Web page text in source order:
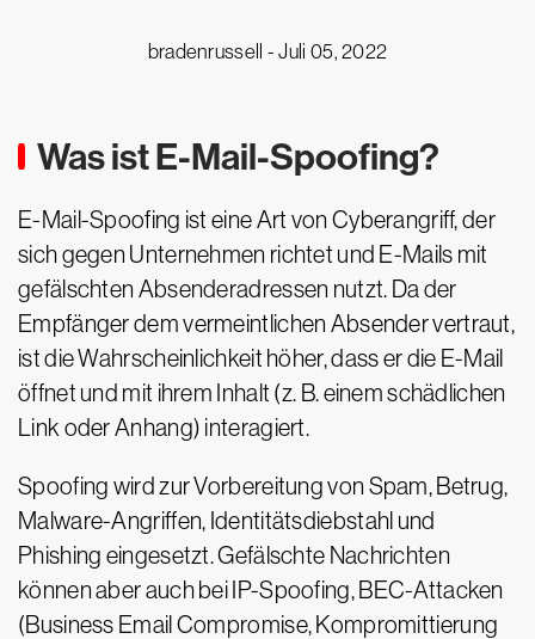
bradenrussell -Juli 05, 2022
Was ist E-Mail-Spoofing?
E-Mail-Spoofing ist eine Art von Cyberangriff, der
sich gegen Unternehmen richtet und E-Mails mit
gefälschten Absenderadressen nutzt. Da der
Empfänger dem vermeintlichen Absender vertraut,
ist die Wahrscheinlichkeit höher, dass er die E-Mail
öffnet und mit ihrem Inhalt (z. B. einem schädlichen
Link oder Anhang) interagiert.
Spoofing wird zur Vorbereitung von Spam, Betrug,
Malware-Angriffen, Identitätsdiebstahl und
Phishing eingesetzt. Gefälschte Nachrichten
können aber auch bei IP-Spoofing, BEC-Attacken
(Business Email Compromise, Kompromittierung